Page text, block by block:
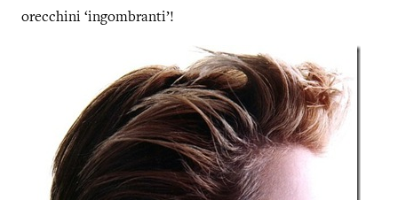
orecchini ‘ingombranti’!